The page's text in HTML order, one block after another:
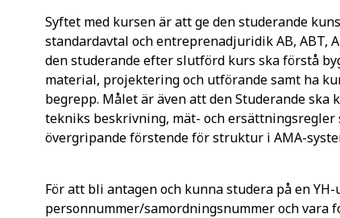
Syftet med kursen är att ge den studerande
standardavtal och entreprenadjuridik AB, ABT,
den studerande efter slutförd kurs ska förstå
material, projektering och utförande samt ha
begrepp. Målet är även att den Studerande ska
tekniks beskrivning, mät- och ersättningsregler
övergripande förstende för struktur i AMA-
För att bli antagen och kunna studera på en
personnummer/samordningsnummer och vara